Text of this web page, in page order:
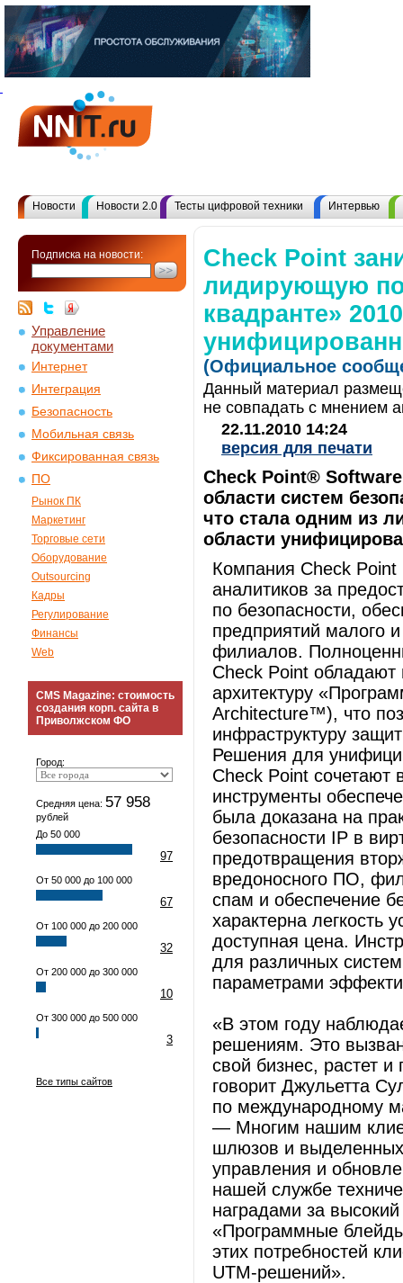
Новости Новости 2.0 Тесты цифровой техники Интервью
Подписка на новости:
Управление
документами
Интернет
Интеграция
Безопасность
Мобильная связь
Фиксированная связь
ПО
Рынок ПК
Маркетинг
Торговые сети
Оборудование
Outsourcing
Кадры
Регулирование
Финансы
Web
CMS Magazine: стоимость
создания корп. сайта в
Приволжском ФО
Город:
Средняя цена: 57 958
рублей
До 50 000
97
От 50 000 до 100 000
67
От 100 000 до 200 000
32
От 200 000 до 300 000
10
От 300 000 до 500 000
3
Все типы сайтов
Check Point
лидирующую
квадранте»
(Официальное
Данный материал
не совпадать с мнением
22.11.2010 14:24
версия для печати
Check Point®
области систем
что стала одним из
области
Компания Check Point
аналитиков за
по безопасности,
предприятий малого
филиалов.
Check Point обладают
архитектуру
Architecture™), что
инфраструктуру
Решения для
Check Point сочетают
инструменты
была доказана на
безопасности IP в
предотвращения
вредоносного ПО,
спам и обеспечение
характерна легкость
доступная цена.
для различных
параметрами
«В этом году
решениям. Это
свой бизнес, растет
говорит Джульетта
по международному
— Многим нашим
шлюзов и выделенных
управления и
нашей службе
наградами за
«Программные
этих потребностей
UTM-решений».